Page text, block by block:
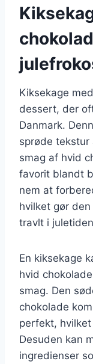
Kiksekage
dessert, der
Danmark.
sprøde
smag af hvid
favorit blandt
nem at
hvilket gør
travlt i
En kiksekage
hvid
smag. Den
chokolade
perfekt,
Desuden kan
ingredienser